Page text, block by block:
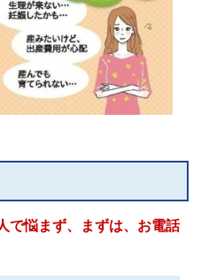
で悩まず、まずは、お電話